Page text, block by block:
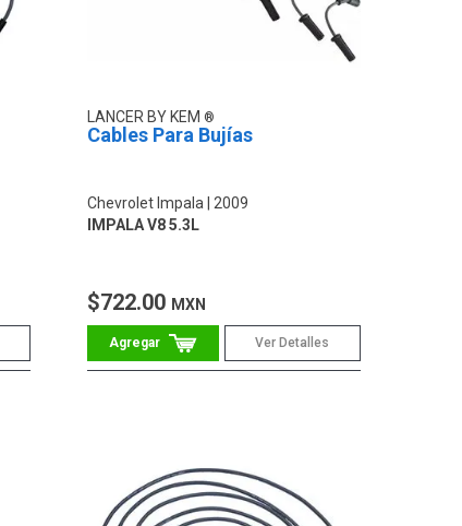
LANCER BY KEM
Cables Para Bujías
Chevrolet Impala 2009
IMPALA V8 5.3L
$722.00 MXN
Ver Detalles